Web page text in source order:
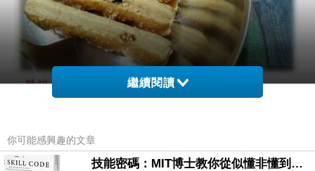
繼續閱讀
你可能感興趣的文章
技能密碼：MIT博士教你從似懂非懂到穩定輸出，把專業變事業的職能升級攻略 /麥特．比恩(容錯)